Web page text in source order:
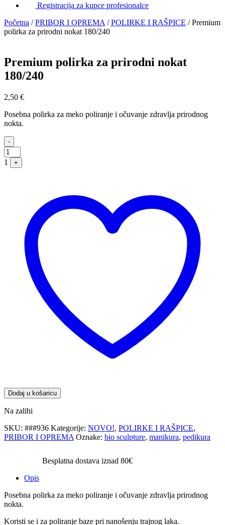
Registracija za kupce profesionalce
Početna / PRIBOR I OPREMA / POLIRKE I RAŠPICE /Premium
polirka za prirodni nokat 180/240
Premium polirka za prirodni nokat
180/240
2,50 €
Posebna polirka za meko poliranje i očuvanje zdravlja prirodnog
nokta.
Quantity
-
1 +
Dodaj u košaricu
Na zalihi
SKU: ###936 Kategorije: NOVO!, POLIRKE I RAŠPICE,
PRIBOR I OPREMA Oznake: bio sculpture, manikura, pedikura
Besplatna dostava iznad 80€
Opis
Posebna polirka za meko poliranje i očuvanje zdravlja prirodnog
nokta.
Koristi se i za poliranje baze pri nanošenju trajnog laka.